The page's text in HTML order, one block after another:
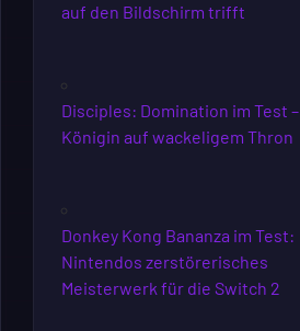
auf den Bildschirm trifft
Disciples: Domination im Test –
Königin auf wackeligem Thron
Donkey Kong Bananza im Test:
Nintendos zerstörerisches
Meisterwerk für die Switch 2